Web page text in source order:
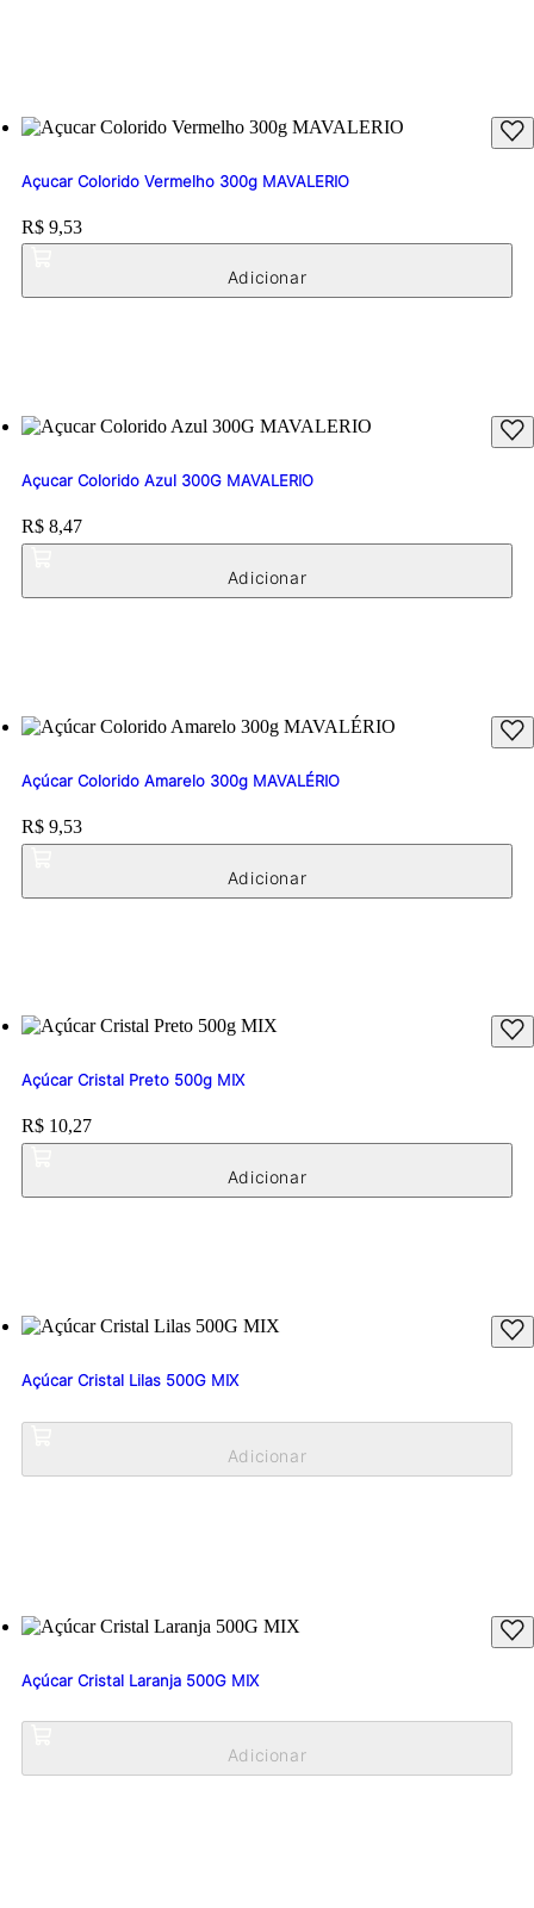
Açucar Colorido Vermelho 300g MAVALERIO
Price:
R$ 9,53
Açucar Colorido Azul 300G MAVALERIO
Price:
R$ 8,47
Açúcar Colorido Amarelo 300g MAVALÉRIO
Price:
R$ 9,53
Açúcar Cristal Preto 500g MIX
Price:
R$ 10,27
Açúcar Cristal Lilas 500G MIX
Açúcar Cristal Laranja 500G MIX